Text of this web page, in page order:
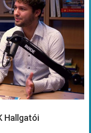
Hallgatói